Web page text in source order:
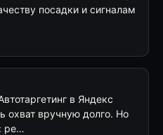
посадки и сигналам
в Яндекс
охват вручную долго. Но
ре…